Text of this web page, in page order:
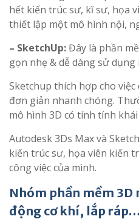
hết kiến trúc sư, kĩ sư, họa
thiết lập một mô hình nội,
– SketchUp:Đây là phần
gọn nhẹ & dễ dàng sử dụng
Sketchup thích hợp cho
đơn giản nhanh chóng.
mô hình 3D có tính tính
Autodesk 3Ds Max và
kiến trúc sư, họa viên kiến
công việc của mình.
Nhóm phần mềm 3D
động cơ khí, lắp ráp…